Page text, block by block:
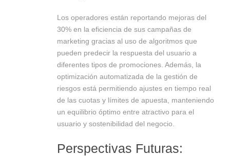
Los operadores están reportando mejoras del
30% en la eficiencia de sus campañas de
marketing gracias al uso de algoritmos que
pueden predecir la respuesta del usuario a
diferentes tipos de promociones. Además, la
optimización automatizada de la gestión de
riesgos está permitiendo ajustes en tiempo real
de las cuotas y límites de apuesta, manteniendo
un equilibrio óptimo entre atractivo para el
usuario y sostenibilidad del negocio.
Perspectivas Futuras: